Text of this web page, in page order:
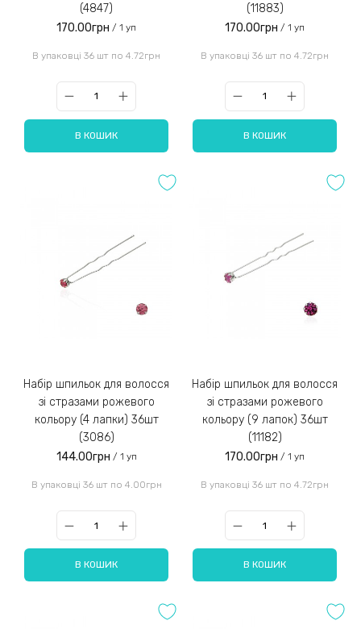
(4847)
170.00грн / 1 уп
В упаковці 36 шт по 4.72грн
В КОШИК
(11883)
170.00грн / 1 уп
В упаковці 36 шт по 4.72грн
В КОШИК
Набір шпильок для волосся
зі стразами рожевого
кольору (4 лапки) 36шт
(3086)
144.00грн / 1 уп
В упаковці 36 шт по 4.00грн
В КОШИК
Набір шпильок для волосся
зі стразами рожевого
кольору (9 лапок) 36шт
(11182)
170.00грн / 1 уп
В упаковці 36 шт по 4.72грн
В КОШИК